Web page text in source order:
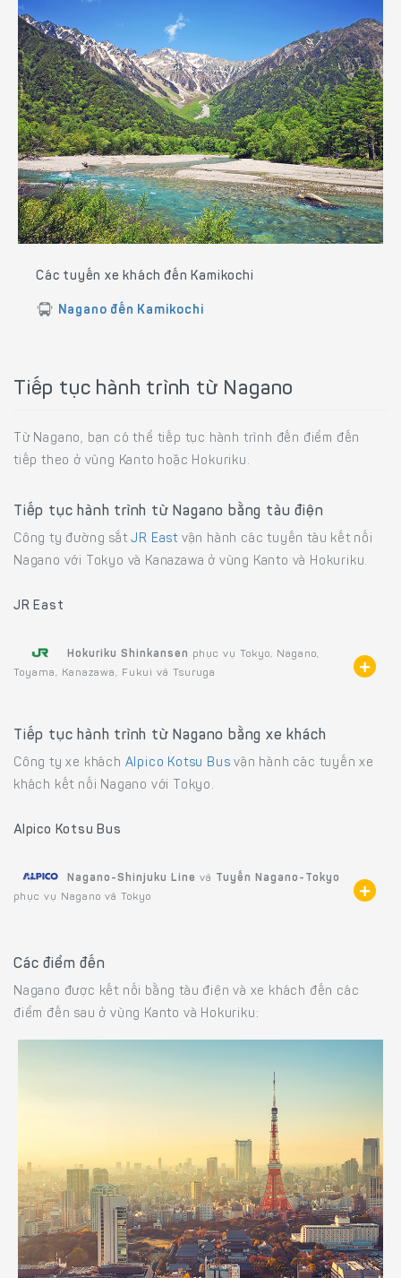
Các tuyến xe khách đến Kamikochi
Nagano đến Kamikochi
Tiếp tục hành trình từ Nagano
Từ Nagano, bạn có thể tiếp tục hành trình đến điểm đến
tiếp theo ở vùng Kanto hoặc Hokuriku.
Tiếp tục hành trình từ Nagano bằng tàu điện
Công ty đường sắtJR East vận hành các tuyến tàu kết nối
Nagano với Tokyo và Kanazawa ở vùng Kanto và Hokuriku.
JR East
Hokuriku Shinkansen phục vụ Tokyo, Nagano,
Toyama, Kanazawa, Fukui và Tsuruga
Tiếp tục hành trình từ Nagano bằng xe khách
Công ty xe khách Alpico Kotsu Bus vận hành các tuyến xe
khách kết nối Nagano với Tokyo.
Alpico Kotsu Bus
Nagano-Shinjuku Line và Tuyến Nagano-Tokyo
phục vụ Nagano và Tokyo
Các điểm đến
Nagano được kết nối bằng tàu điện và xe khách đến các
điểm đến sau ở vùng Kanto và Hokuriku: